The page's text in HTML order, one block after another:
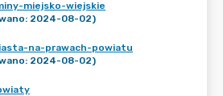
miejsko-wiejskie
2024-08-02)
na-prawach-powiatu
2024-08-02)